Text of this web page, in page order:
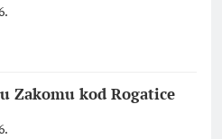
Zakomu kod Rogatice